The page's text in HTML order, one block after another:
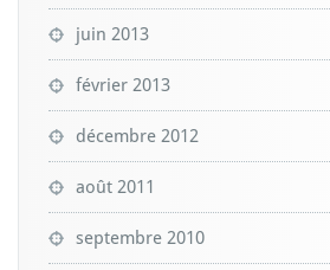
juin 2013
février 2013
décembre 2012
août 2011
septembre 2010